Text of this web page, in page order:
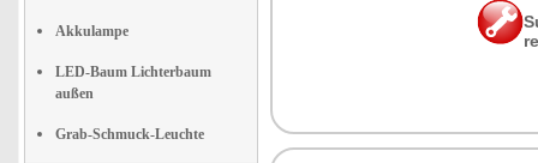
Akkulampe
LED-Baum Lichterbaum
außen
Grab-Schmuck-Leuchte